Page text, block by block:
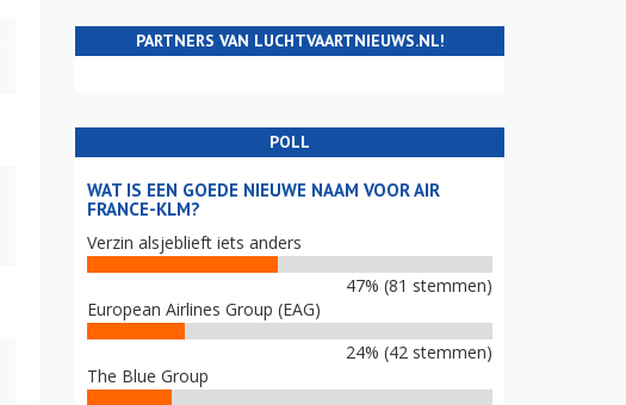
PARTNERS VAN LUCHTVAARTNIEUWS.NL!
POLL
WAT IS EEN GOEDE NIEUWE NAAM VOOR AIR
FRANCE-KLM?
Verzin alsjeblieft iets anders
47% (81 stemmen)
European Airlines Group (EAG)
24% (42 stemmen)
The Blue Group